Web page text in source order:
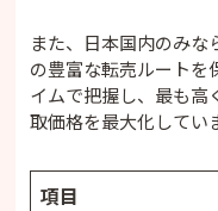
また、日本国内のみ
の豊富な転売ルートを
イムで把握し、最も高
取価格を最大化してい
項目